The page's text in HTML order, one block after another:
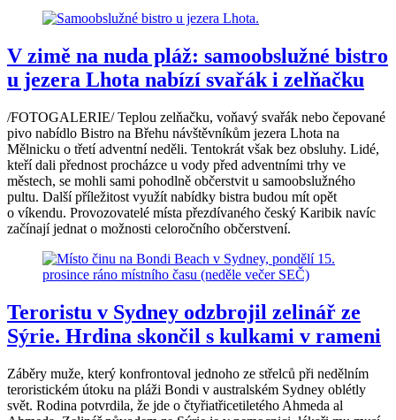
V zimě na nuda pláž: samoobslužné bistro
u jezera Lhota nabízí svařák i zelňačku
/FOTOGALERIE/ Teplou zelňačku, voňavý svařák nebo čepované
pivo nabídlo Bistro na Břehu návštěvníkům jezera Lhota na
Mělnicku o třetí adventní neděli. Tentokrát však bez obsluhy. Lidé,
kteří dali přednost procházce u vody před adventními trhy ve
městech, se mohli sami pohodlně občerstvit u samoobslužného
pultu. Další příležitost využít nabídky bistra budou mít opět
o víkendu. Provozovatelé místa přezdívaného český Karibik navíc
začínají jednat o možnosti celoročního občerstvení.
Teroristu v Sydney odzbrojil zelinář ze
Sýrie. Hrdina skončil s kulkami v rameni
Záběry muže, který konfrontoval jednoho ze střelců při nedělním
teroristickém útoku na pláži Bondi v australském Sydney oblétly
svět. Rodina potvrdila, že jde o čtyřiatřicetiletého Ahmeda al